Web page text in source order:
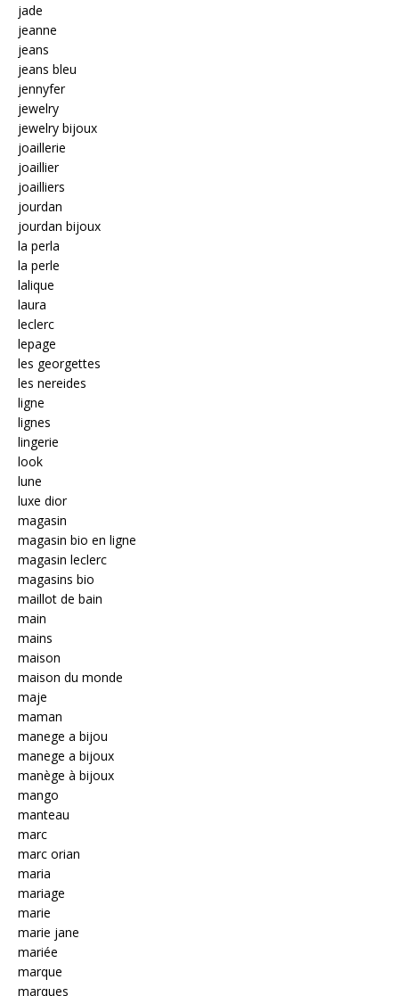
jade
jeanne
jeans
jeans bleu
jennyfer
jewelry
jewelry bijoux
joaillerie
joaillier
joailliers
jourdan
jourdan bijoux
la perla
la perle
lalique
laura
leclerc
lepage
les georgettes
les nereides
ligne
lignes
lingerie
look
lune
luxe dior
magasin
magasin bio en ligne
magasin leclerc
magasins bio
maillot de bain
main
mains
maison
maison du monde
maje
maman
manege a bijou
manege a bijoux
manège à bijoux
mango
manteau
marc
marc orian
maria
mariage
marie
marie jane
mariée
marque
marques